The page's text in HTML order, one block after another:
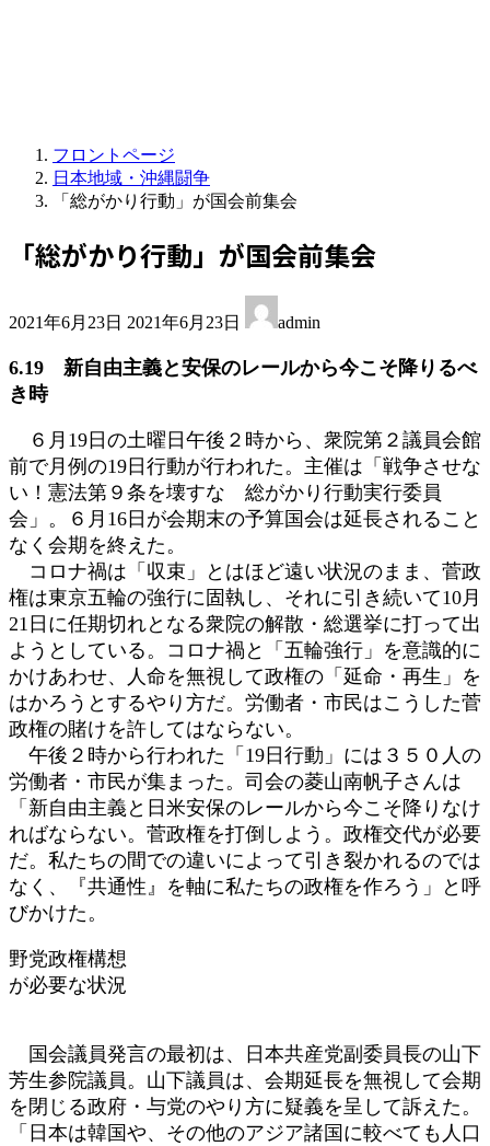
フロントページ
日本地域・沖縄闘争
「総がかり行動」が国会前集会
「総がかり行動」が国会前集会
2021年6月23日 終
新
:
2021年6月23日 admin
6.19 新自由主義と安保のレールから今こそ降りるべ
き時
６月19日の土曜日午後２時から、衆院第２議員会館
前で月例の19日行動が行われた。主催は「戦争させな
い！憲法第９条を壊すな 総がかり行動実行委員
会」。６月16日が会期末の予算国会は延長されること
なく会期を終えた。
コロナ禍は「収束」とはほど遠い状況のまま、菅政
権は東京五輪の強行に固執し、それに引き続いて10月
21日に任期切れとなる衆院の解散・総選挙に打って出
ようとしている。コロナ禍と「五輪強行」を意識的に
かけあわせ、人命を無視して政権の「延命・再生」を
はかろうとするやり方だ。労働者・市民はこうした菅
政権の賭けを許してはならない。
午後２時から行われた「19日行動」には３５０人の
労働者・市民が集まった。司会の菱山南帆子さんは
「新自由主義と日米安保のレールから今こそ降りなけ
ればならない。菅政権を打倒しよう。政権交代が必要
だ。私たちの間での違いによって引き裂かれるのでは
なく、『共通性』を軸に私たちの政権を作ろう」と呼
びかけた。
野党政権構想
が必要な状況
国会議員発言の最初は、日本共産党副委員長の山下
芳生参院議員。山下議員は、会期延長を無視して会期
を閉じる政府・与党のやり方に疑義を呈して訴えた。
「日本は韓国や、その他のアジア諸国に較べても人口